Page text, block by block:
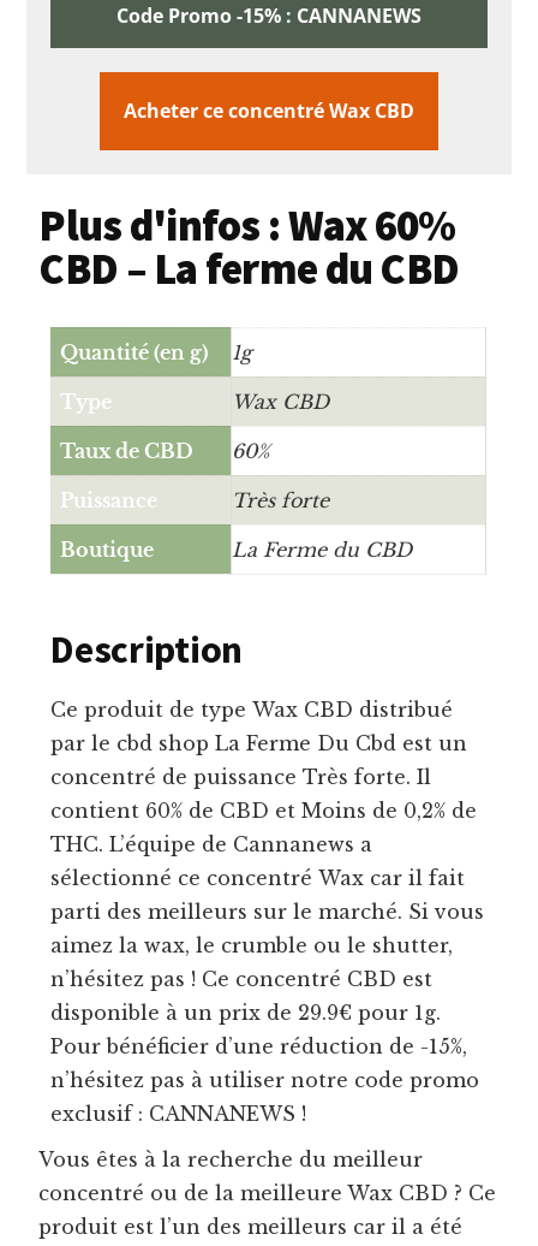
Code Promo -15% : CANNANEWS
Acheter ce concentré Wax CBD
Plus d'infos : Wax 60%
CBD – La ferme du CBD
Quantité (en g) 1g
Type Wax CBD
Taux de CBD 60%
Puissance Très forte
Boutique La Ferme du CBD
Description
Ce produit de type Wax CBD distribué
par le cbd shop La Ferme Du Cbd est un
concentré de puissance Très forte. Il
contient 60% de CBD et Moins de 0,2% de
THC. L’équipe de Cannanews a
sélectionné ce concentré Wax car il fait
parti des meilleurs sur le marché. Si vous
aimez la wax, le crumble ou le shutter,
n’hésitez pas ! Ce concentré CBD est
disponible à un prix de 29.9€ pour 1g.
Pour bénéficier d’une réduction de -15%,
n’hésitez pas à utiliser notre code promo
exclusif : CANNANEWS !
Vous êtes à la recherche du meilleur
concentré ou de la meilleure Wax CBD ? Ce
produit est l’un des meilleurs car il a été